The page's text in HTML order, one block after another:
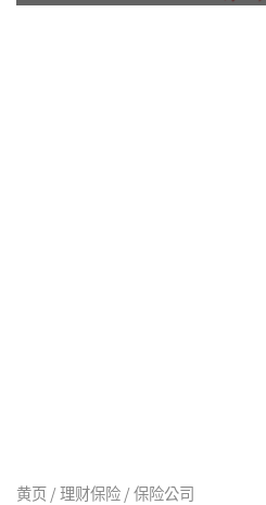
黄页 / 理财保险 / 保险公司